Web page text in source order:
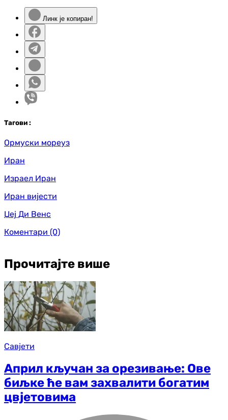
Линк је копиран!
Тагови :
Ормуски мореуз
Иран
Израел Иран
Иран вијести
Џеј Ди Венс
Коментари (0)
Прочитајте више
Савјети
Април кључан за орезивање: Ове
биљке ће вам захвалити богатим
цвјетовима